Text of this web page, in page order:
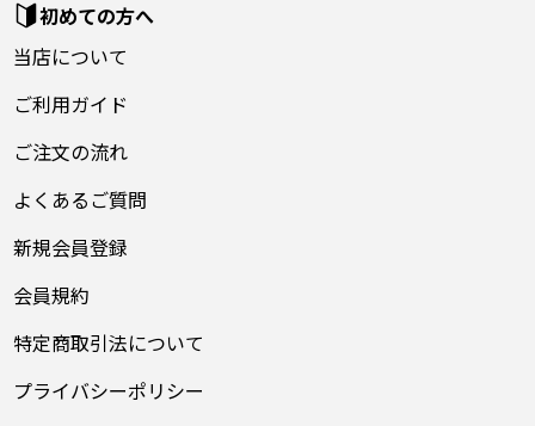
初めての方へ
当店について
ご利用ガイド
ご注文の流れ
よくあるご質問
新規会員登録
会員規約
特定商取引法について
プライバシーポリシー